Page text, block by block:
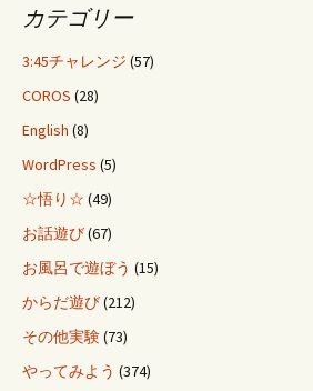
カテゴリー
3:45チャレンジ (57)
COROS (28)
English (8)
WordPress (5)
☆悟り☆ (49)
お話遊び(67)
お風呂で遊ぼう (15)
からだ遊び(212)
その他実験(73)
やってみよう (374)